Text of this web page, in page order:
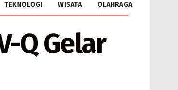
TEKNOLOGI WISATA OLAHRAGA
Q Gelar